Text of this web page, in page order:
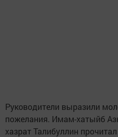
Руководители выразили
пожелания. Имам-хатыйб
хазрат Талибуллин